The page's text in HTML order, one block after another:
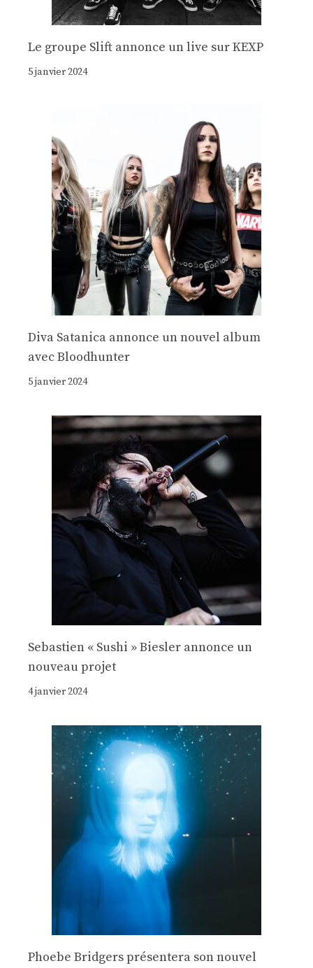
Le groupe Slift annonce un live sur KEXP
5 janvier 2024
Diva Satanica annonce un nouvel album
avec Bloodhunter
5 janvier 2024
Sebastien « Sushi » Biesler annonce un
nouveau projet
4 janvier 2024
Phoebe Bridgers présentera son nouvel